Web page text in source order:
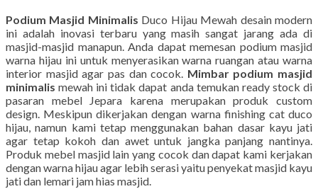
Podium Masjid Minimalis Duco Hijau Mewah desain modern
ini adalah inovasi terbaru yang masih sangat jarang ada di
masjid-masjid manapun. Anda dapat memesan podium masjid
warna hijau ini untuk menyerasikan warna ruangan atau warna
interior masjid agar pas dan cocok. Mimbar podium masjid
minimalis mewah ini tidak dapat anda temukan ready stock di
pasaran mebel Jepara karena merupakan produk custom
design. Meskipun dikerjakan dengan warna finishing cat duco
hijau, namun kami tetap menggunakan bahan dasar kayu jati
agar tetap kokoh dan awet untuk jangka panjang nantinya.
Produk mebel masjid lain yang cocok dan dapat kami kerjakan
dengan warna hijau agar lebih serasi yaitu penyekat masjid kayu
jati dan lemari jam hias masjid.